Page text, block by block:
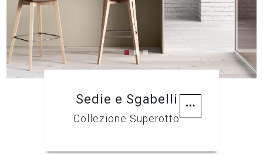
Sedie e Sgabelli
Collezione Superotto
Previous Next